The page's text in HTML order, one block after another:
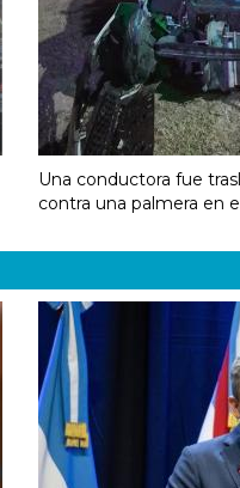
Una conductora fue
contra una palmera en